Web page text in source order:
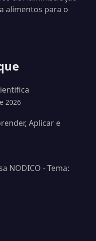
alimentos para o
2026
Aplicar e
NODICO - Tema: